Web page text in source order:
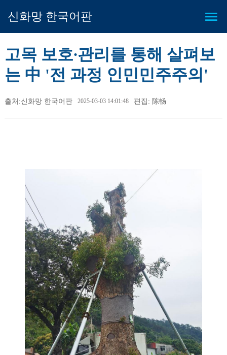
신화망 한국어판
고목 보호∙관리를 통해 살펴보
는 中 '전 과정 인민민주주의'
출처:신화망 한국어판 2025-03-03 14:01:48 편집: 陈畅